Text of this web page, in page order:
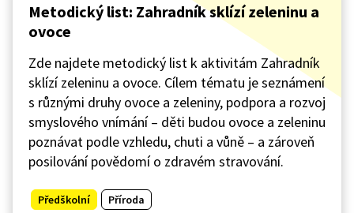
Metodický list: Zahradník sklízí zeleninu a
ovoce
Zde najdete metodický list k aktivitám Zahradník
sklízí zeleninu a ovoce. Cílem tématu je seznámení
s různými druhy ovoce a zeleniny, podpora a rozvoj
smyslového vnímání – děti budou ovoce a zeleninu
poznávat podle vzhledu, chuti a vůně – a zároveň
posilování povědomí o zdravém stravování.
Předškolní Příroda